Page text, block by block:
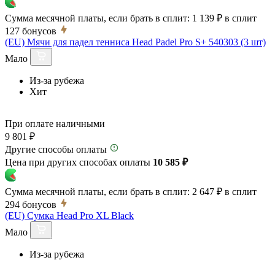
Сумма месячной платы, если брать в сплит: 1 139 ₽ в сплит
127 бонусов
(EU) Мячи для падел тенниса Head Padel Pro S+ 540303 (3 шт)
Мало
Из-за рубежа
Хит
При оплате наличными
9 801 ₽
Другие способы оплаты
Цена при других способах оплаты 10 585 ₽
Сумма месячной платы, если брать в сплит: 2 647 ₽ в сплит
294 бонусов
(EU) Сумка Head Pro XL Black
Мало
Из-за рубежа